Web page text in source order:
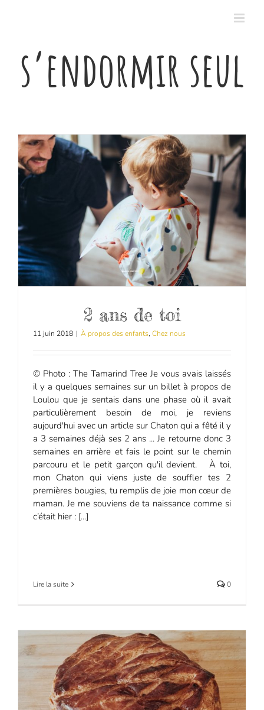
s’endormir seul
2 ans de toi
11 juin 2018 | À propos des enfants, Chez nous
© Photo : The Tamarind Tree Je vous avais laissés
il y a quelques semaines sur un billet à propos de
Loulou que je sentais dans une phase où il avait
particulièrement besoin de moi, je reviens
aujourd'hui avec un article sur Chaton qui a fêté il y
a 3 semaines déjà ses 2 ans ... Je retourne donc 3
semaines en arrière et fais le point sur le chemin
parcouru et le petit garçon qu'il devient. À toi,
mon Chaton qui viens juste de souffler tes 2
premières bougies, tu remplis de joie mon cœur de
maman. Je me souviens de ta naissance comme si
c’était hier : [...]
Lire la suite 0